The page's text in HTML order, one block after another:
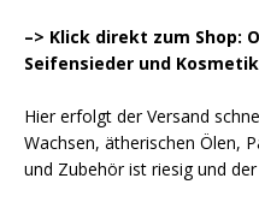
–> Klick direkt zum Shop:
Seifensieder und
Hier erfolgt der Versand
Wachsen, ätherischen Ölen,
und Zubehör ist riesig und